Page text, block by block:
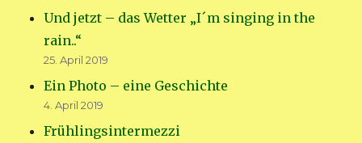
Und jetzt – das Wetter „I´m singing in the
rain..“
25. April 2019
Ein Photo – eine Geschichte
4. April 2019
Frühlingsintermezzi